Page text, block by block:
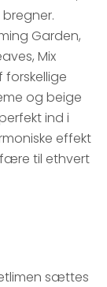
Garden,
Mix
forskellige
og beige
ind i
effekt
til ethvert
sættes